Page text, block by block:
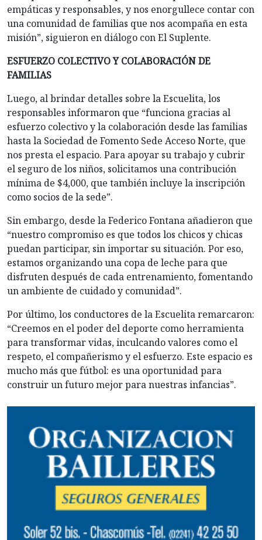
empáticas y responsables, y nos enorgullece contar con
una comunidad de familias que nos acompaña en esta
misión”, siguieron en diálogo con El Suplente.
ESFUERZO COLECTIVO Y COLABORACIÓN DE
FAMILIAS
Luego, al brindar detalles sobre la Escuelita, los
responsables informaron que “funciona gracias al
esfuerzo colectivo y la colaboración desde las familias
hasta la Sociedad de Fomento Sede Acceso Norte, que
nos presta el espacio. Para apoyar su trabajo y cubrir
el seguro de los niños, solicitamos una contribución
mínima de $4,000, que también incluye la inscripción
como socios de la sede”.
Sin embargo, desde la Federico Fontana añadieron que
“nuestro compromiso es que todos los chicos y chicas
puedan participar, sin importar su situación. Por eso,
estamos organizando una copa de leche para que
disfruten después de cada entrenamiento, fomentando
un ambiente de cuidado y comunidad”.
Por último, los conductores de la Escuelita remarcaron:
“Creemos en el poder del deporte como herramienta
para transformar vidas, inculcando valores como el
respeto, el compañerismo y el esfuerzo. Este espacio es
mucho más que fútbol: es una oportunidad para
construir un futuro mejor para nuestras infancias”.